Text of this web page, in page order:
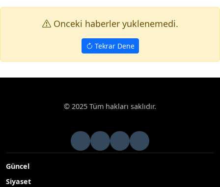
Onceki haberler yuklenemedi.
Tekrar Dene
© 2025 Tüm hakları saklıdır.
Güncel
Siyaset